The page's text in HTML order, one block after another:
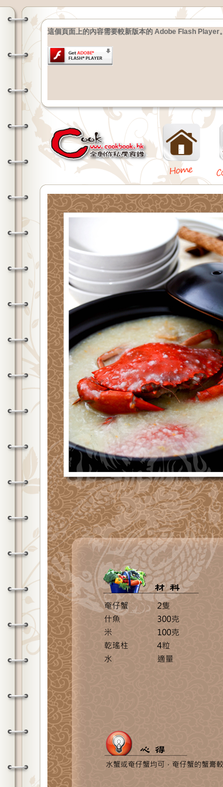
這個頁面上的內容需要較新版本的 Adobe Flash Player。